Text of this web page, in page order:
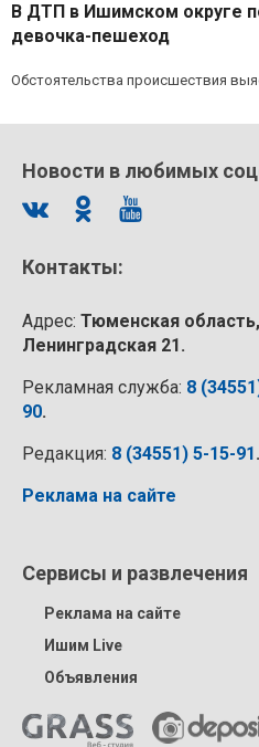
В ДТП в Ишимском округе
девочка-пешеход
Обстоятельства происшествия
Новости в любимых
Контакты:
Адрес: Тюменская
Ленинградская 21.
Рекламная служба: 8
90.
Редакция: 8 (34551) 5-15-91 .
Реклама на сайте
Сервисы и развлечения
Реклама на сайте
Ишим Live
Объявления